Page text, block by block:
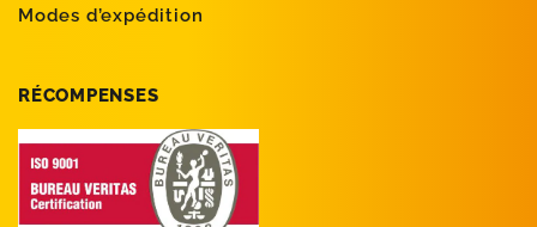
Modes d’expédition
RÉCOMPENSES